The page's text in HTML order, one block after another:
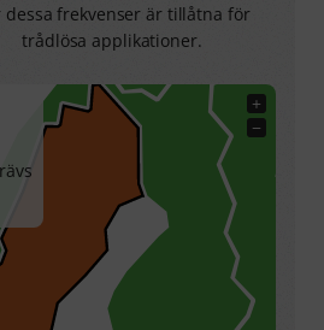
dessa frekvenser är tillåtna för
trådlösa applikationer.
+
−